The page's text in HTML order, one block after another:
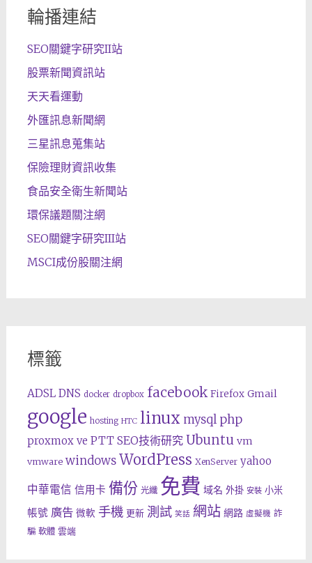
輪播連結
SEO關鍵字研究II站
股票新聞資訊站
天天看運動
外匯訊息新聞網
三星訊息蒐集站
保險理財資訊收集
食品安全衛生新聞站
環保議題關注網
SEO關鍵字研究III站
MSCI成份股關注網
標籤
ADSL DNS docker dropbox facebook Firefox Gmail
google hosting HTC linux mysql php
proxmox ve PTT SEO技術研究 Ubuntu vm
vmware windows WordPress XenServer yahoo
中華電信 信用卡 備份 光纖 免費 域名 外掛 安裝 小米
帳號 廣告 微軟 手機 更新 測試 笑話 網站 網路 虛擬機 詐
騙 軟體 雲端